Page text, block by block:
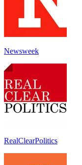
Newsweek
RealClearPolitics